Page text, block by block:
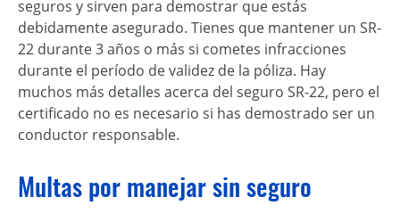
seguros y sirven para demostrar que estás
debidamente asegurado. Tienes que mantener un SR-
22 durante 3 años o más si cometes infracciones
durante el período de validez de la póliza. Hay
muchos más detalles acerca del seguro SR-22, pero el
certificado no es necesario si has demostrado ser un
conductor responsable.
Multas por manejar sin seguro